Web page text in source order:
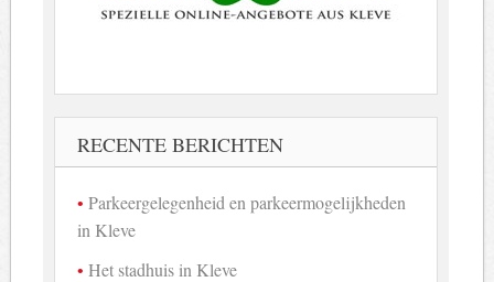
RECENTE BERICHTEN
Parkeergelegenheid en parkeermogelijkheden
in Kleve
Het stadhuis in Kleve